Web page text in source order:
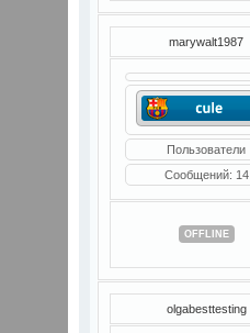
marywalt1987
Пользователи
Сообщений: 14
OFFLINE
olgabesttesting